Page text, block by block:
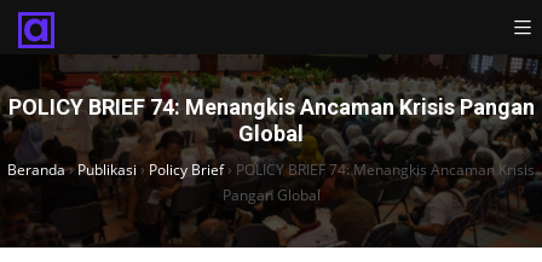
POLICY BRIEF 74: Menangkis Ancaman Krisis Pangan
Global
Beranda›Publikasi› Policy Brief› POLICY BRIEF 74: Menangkis Ancaman Krisis
Pangan Global